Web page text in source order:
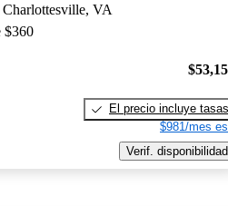
VA
$360
El precio incluye tasas
$981/mes
Verif. disponibilidad